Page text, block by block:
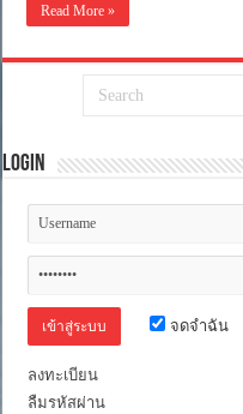
HQ]
Years
The
Bone
28
ปี
เขมือบ
วิหาร
กะโหลก
Read More »
Login
จดจำฉัน
ลงทะเบียน
ลืมรหัสผ่าน